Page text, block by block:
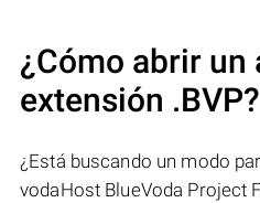
¿Cómo abrir un
extensión .BVP?
¿Está buscando un modo
vodaHost BlueVoda Project